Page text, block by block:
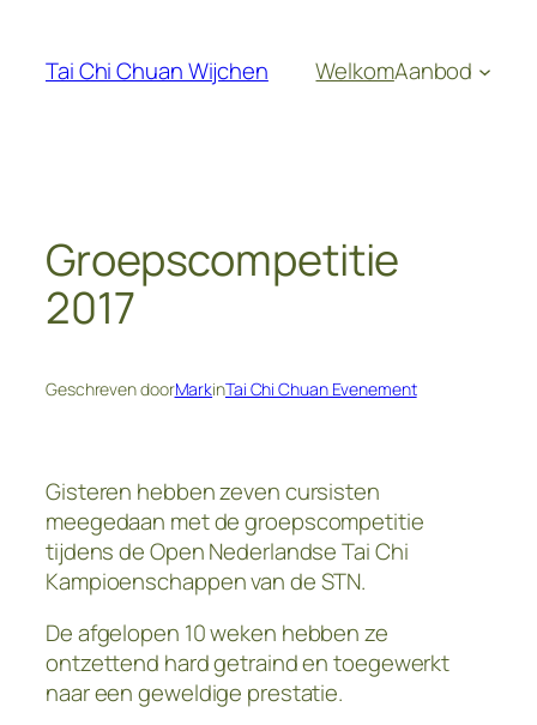
Tai Chi Chuan Wijchen WelkomAanbod
Groepscompetitie
2017
Geschreven doorMarkinTai Chi Chuan Evenement
Gisteren hebben zeven cursisten
meegedaan met de groepscompetitie
tijdens de Open Nederlandse Tai Chi
Kampioenschappen van de STN.
De afgelopen 10 weken hebben ze
ontzettend hard getraind en toegewerkt
naar een geweldige prestatie.